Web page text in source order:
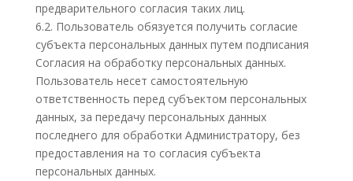
предварительного согласия таких лиц.
6.2. Пользователь обязуется получить согласие
субъекта персональных данных путем подписания
Согласия на обработку персональных данных.
Пользователь несет самостоятельную
ответственность перед субъектом персональных
данных, за передачу персональных данных
последнего для обработки Администратору, без
предоставления на то согласия субъекта
персональных данных.